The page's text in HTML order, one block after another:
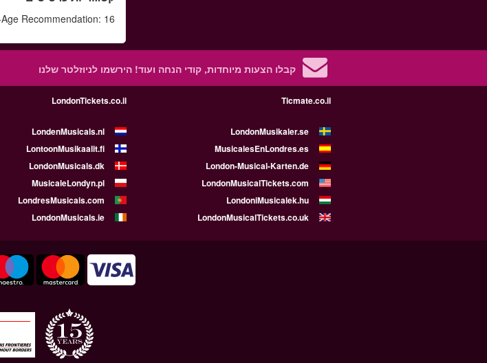
Age Recommendation: 16+
קבלו הצעות מיוחדות, קודי הנחה ועוד! הירשמו לניוזלטר שלנו
Ticmate.co.il
LondonTickets.co.il
LondonMusikaler.se
LondenMusicals.nl
MusicalesEnLondres.es
LontoonMusikaalit.fi
London-Musical-Karten.de
LondonMusicals.dk
LondonMusicalTickets.com
MusicaleLondyn.pl
LondoniMusicalek.hu
LondresMusicais.com
LondonMusicalTickets.co.uk
LondonMusicals.ie